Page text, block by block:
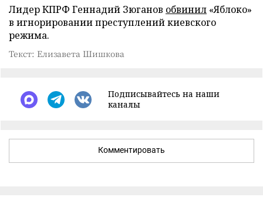
Лидер КПРФ Геннадий Зюганов обвинил «Яблоко»
в игнорировании преступлений киевского
режима.
Текст: Елизавета Шишкова
Подписывайтесь на наши
каналы
Комментировать